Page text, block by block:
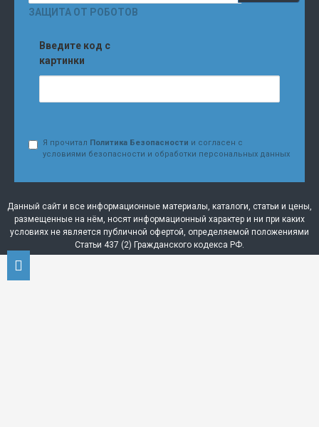
ЗАЩИТА ОТ РОБОТОВ
Введите код с
картинки
Я прочитал Политика Безопасности и согласен с
условиями безопасности и обработки персональных данных
Данный сайт и все информационные материалы, каталоги, статьи и цены,
размещенные на нём, носят информационный характер и ни при каких
условиях не является публичной офертой, определяемой положениями
Статьи 437 (2) Гражданского кодекса РФ.